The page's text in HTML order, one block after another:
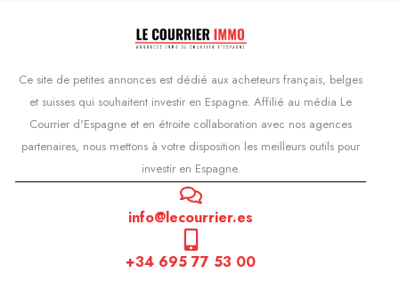
Ce site de petites annonces est dédié aux acheteurs français, belges
et suisses qui souhaitent investir en Espagne. Affilié au média Le
Courrier d'Espagne et en étroite collaboration avec nos agences
partenaires, nous mettons à votre disposition les meilleurs outils pour
investir en Espagne.
info@lecourrier.es
+34 695 77 53 00